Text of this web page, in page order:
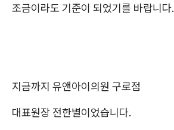
조금이라도 기준이 되었기를 바랍니다.
지금까지 유앤아이의원 구로점
대표원장 전한별이었습니다.